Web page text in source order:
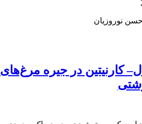
نوروزیان
کارنیتین در جیره